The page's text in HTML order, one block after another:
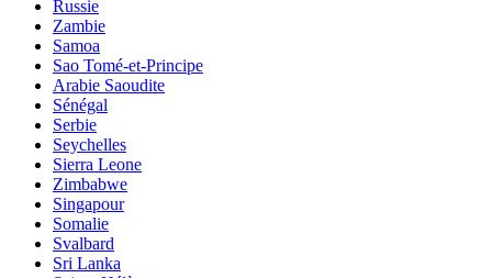
Russie
Zambie
Samoa
Sao Tomé-et-Principe
Arabie Saoudite
Sénégal
Serbie
Seychelles
Sierra Leone
Zimbabwe
Singapour
Somalie
Svalbard
Sri Lanka